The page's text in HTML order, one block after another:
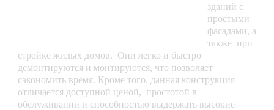
зданий с
простыми
фасадами, а
также при
стройке жилых домов. Они легко и быстро
демонтируются и монтируются, что позволяет
сэкономить время. Кроме того, данная конструкция
отличается доступной ценой, простотой в
обслуживании и способностью выдержать высокие